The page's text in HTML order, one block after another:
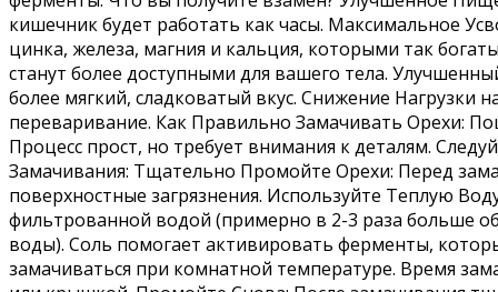
кишечник будет работать как часы. Максимальное
цинка, железа, магния и кальция, которыми так
станут более доступными для вашего тела.
более мягкий, сладковатый вкус. Снижение Нагрузки
переваривание. Как Правильно Замачивать Орехи:
Процесс прост, но требует внимания к деталям.
Замачивания: Тщательно Промойте Орехи: Перед
поверхностные загрязнения. Используйте Теплую
фильтрованной водой (примерно в 2-3 раза больше
воды). Соль помогает активировать ферменты,
замачиваться при комнатной температуре. Время